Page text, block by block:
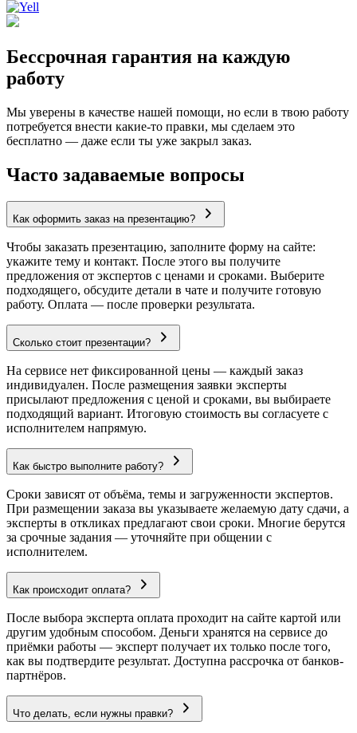
Бессрочная гарантия на каждую
работу
Мы уверены в качестве нашей помощи, но если в твою работу
потребуется внести какие-то правки, мы сделаем это
бесплатно — даже если ты уже закрыл заказ.
Часто задаваемые вопросы
Как оформить заказ на презентацию?
Чтобы заказать презентацию, заполните форму на сайте:
укажите тему и контакт. После этого вы получите
предложения от экспертов с ценами и сроками. Выберите
подходящего, обсудите детали в чате и получите готовую
работу. Оплата — после проверки результата.
Сколько стоит презентации?
На сервисе нет фиксированной цены — каждый заказ
индивидуален. После размещения заявки эксперты
присылают предложения с ценой и сроками, вы выбираете
подходящий вариант. Итоговую стоимость вы согласуете с
исполнителем напрямую.
Как быстро выполните работу?
Сроки зависят от объёма, темы и загруженности экспертов.
При размещении заказа вы указываете желаемую дату сдачи, а
эксперты в откликах предлагают свои сроки. Многие берутся
за срочные задания — уточняйте при общении с
исполнителем.
Как происходит оплата?
После выбора эксперта оплата проходит на сайте картой или
другим удобным способом. Деньги хранятся на сервисе до
приёмки работы — эксперт получает их только после того,
как вы подтвердите результат. Доступна рассрочка от банков-
партнёров.
Что делать, если нужны правки?